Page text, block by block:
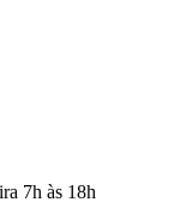
7h às 18h